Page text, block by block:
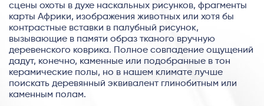
сцены охоты в духе наскальных рисунков, фрагменты
карты Африки, изображения животных или хотя бы
контрастные вставки в палубный рисунок,
вызывающие в памяти образ тканого вручную
деревенского коврика. Полное совпадение ощущений
дадут, конечно, каменные или подобранные в тон
керамические полы, но в нашем климате лучше
поискать деревянный эквивалент глинобитным или
каменным полам.